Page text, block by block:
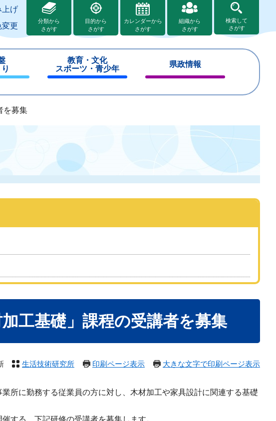
上げ
変更
分類から
さがす
目的から
さがす
カレンダーから
さがす
組織から
さがす
検索して
さがす
教育・文化
スポーツ・青少年
じ
県政情報
じ
を募集
工基礎」課程の受講者を募集
生活技術研究所 印刷ページ表示 大きな文字で印刷ページ表示
所に勤務する従業員の方に対し、木材加工や家具設計に関連する基礎
する、下記研修の受講者を募集します。